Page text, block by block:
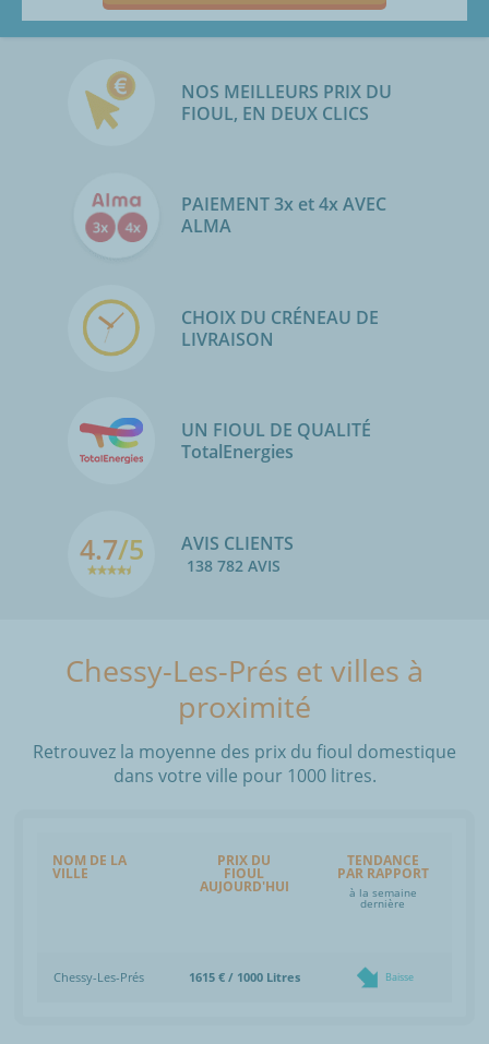
NOS MEILLEURS PRIX DU
FIOUL, EN DEUX CLICS
PAIEMENT 3x et 4x AVEC
ALMA
CHOIX DU CRÉNEAU DE
LIVRAISON
UN FIOUL DE QUALITÉ
TotalEnergies
4.7/5 AVIS CLIENTS
138 782 AVIS
Chessy-Les-Prés et villes à
proximité
Retrouvez la moyenne des prix du fioul domestique
dans votre ville pour 1000 litres.
NOM DE LA
VILLE
PRIX DU
FIOUL
AUJOURD'HUI
TENDANCE
PAR RAPPORT
à la semaine
dernière
Chessy-Les-Prés 1615 € / 1000 Litres Baisse